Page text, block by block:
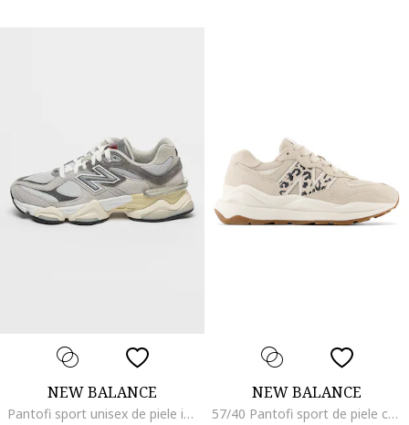
NEW BALANCE
Pantofi sport unisex de piele intoarsa cu garnituri de material textil 9060, Alb/Gri cenusiu/Gri inchis
NEW BALANCE
57/40 Pantofi sport de piele cu captuseala din material textil, Bej inchis/Gri inchis